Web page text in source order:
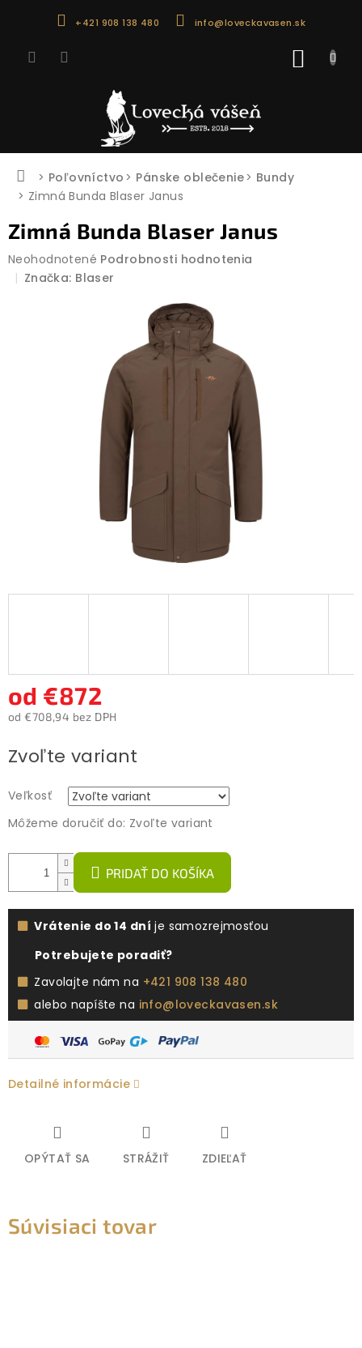
+421 908 138 480 info@loveckavasen.sk
Domov
Poľovníctvo Pánske oblečenie
Bundy
Zimná Bunda Blaser Janus
Zimná Bunda Blaser Janus
Priemerné
hodnotenie
Neohodnotené Podrobnosti hodnotenia
Značka: Blaser
od €872
od €708,94 bez DPH
cena:
Zvoľte variant
Veľkosť
Môžeme doručiť do: Zvoľte variant
PRIDAŤ DO KOŠÍKA
Vrátenie do 14 dní je samozrejmosťou
Potrebujete poradiť?
Zavolajte nám na +421 908 138 480
alebo napíšte na info@loveckavasen.sk
Detailné informácie
OPÝTAŤ SA STRÁŽIŤ ZDIEĽAŤ
Súvisiaci tovar